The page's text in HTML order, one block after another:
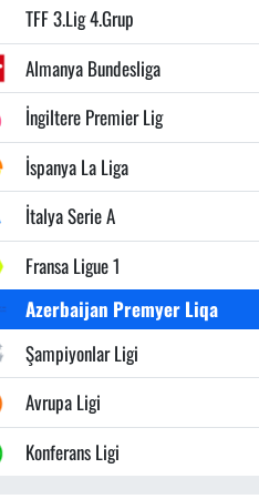
TFF 3.Lig 4.Grup
Almanya Bundesliga
İngiltere Premier Lig
İspanya La Liga
İtalya Serie A
Fransa Ligue 1
Azerbaijan Premyer Liqa
Şampiyonlar Ligi
Avrupa Ligi
Konferans Ligi